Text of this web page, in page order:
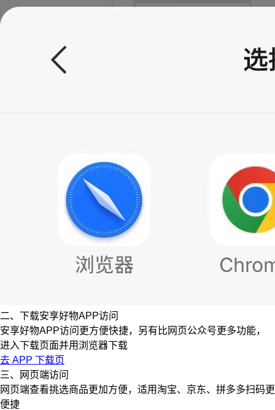
二、下载安享好物APP访问
安享好物APP访问更方便快捷，另有比网页公众号更多功能，
进入下载页面并用浏览器下载
去 APP 下载页
三、网页端访问
网页端查看挑选商品更加方便，适用淘宝、京东、拼多多扫码更
便捷